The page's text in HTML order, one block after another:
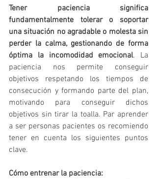
Tener paciencia significa
fundamentalmente tolerar o soportar
una situación no agradable o molesta sin
perder la calma, gestionando de forma
óptima la incomodidad emocional. La
paciencia nos permite conseguir
objetivos respetando los tiempos de
consecución y formando parte del plan,
motivando para conseguir dichos
objetivos sin tirar la toalla. Par aprender
a ser personas pacientes os recomiendo
tener en cuenta los siguientes puntos
clave.
Cómo entrenar la paciencia: